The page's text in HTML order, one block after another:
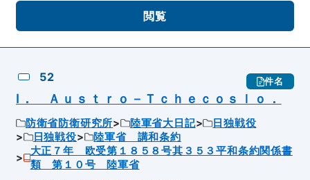
閲覧
52 件名
Ⅰ． Ａｕｓｔｒｏ－Ｔｃｈｅｃｏｓｌｏ．
防衛省防衛研究所 陸軍省大日記
日独戦役
日独戦役
陸軍省 講和条約
大正７年 欧受第１８５８号其３５３平和条約関係書
類 第１０号 陸軍省